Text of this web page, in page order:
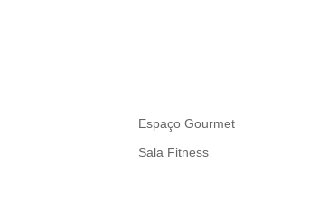
Espaço Gourmet
Sala Fitness